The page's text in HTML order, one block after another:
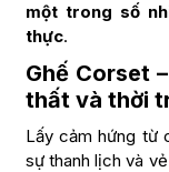
một trong số
thực.
Ghế Corset
thất và thời
Lấy cảm hứng từ
sự thanh lịch và